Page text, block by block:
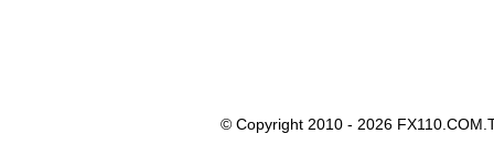
© Copyright 2010 - 2026